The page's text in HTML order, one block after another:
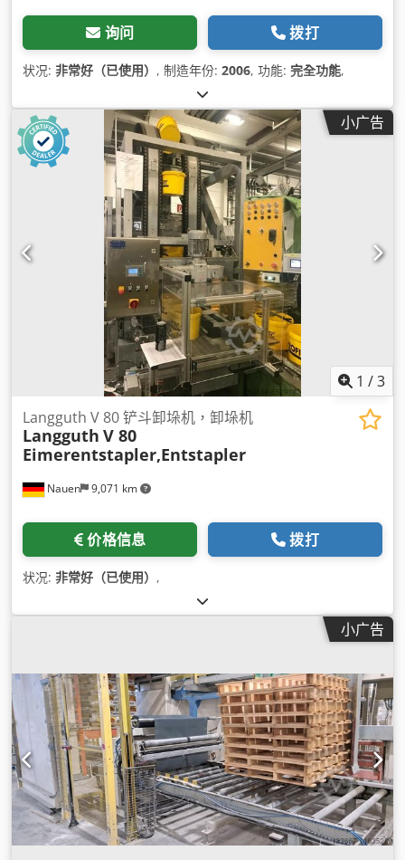
询问 拨打
状况: 非常好（已使用） , 制造年份: 2006, 功能: 完全功能,
小广告
1 /3
Nauen 9,071 km
Langguth V 80 铲斗卸垛机，卸垛机
Langguth V 80
Eimerentstapler,Entstapler
价格信息 拨打
状况: 非常好（已使用） ,
小广告